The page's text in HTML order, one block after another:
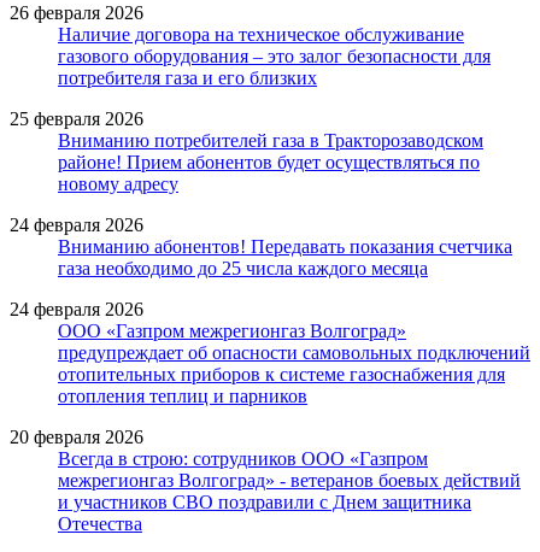
26 февраля 2026
Наличие договора на техническое обслуживание
газового оборудования – это залог безопасности для
потребителя газа и его близких
25 февраля 2026
Вниманию потребителей газа в Тракторозаводском
районе! Прием абонентов будет осуществляться по
новому адресу
24 февраля 2026
Вниманию абонентов! Передавать показания счетчика
газа необходимо до 25 числа каждого месяца
24 февраля 2026
ООО «Газпром межрегионгаз Волгоград»
предупреждает об опасности самовольных подключений
отопительных приборов к системе газоснабжения для
отопления теплиц и парников
20 февраля 2026
Всегда в строю: сотрудников ООО «Газпром
межрегионгаз Волгоград» - ветеранов боевых действий
и участников СВО поздравили с Днем защитника
Отечества